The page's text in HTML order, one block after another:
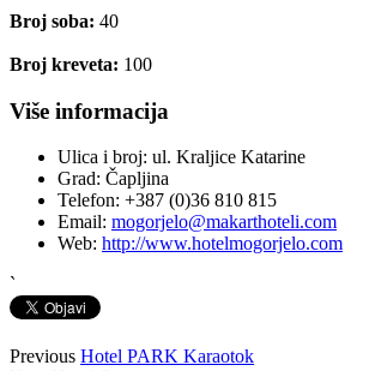
Broj soba: 40
Broj kreveta: 100
Više informacija
Ulica i broj: ul. Kraljice Katarine
Grad: Čapljina
Telefon: +387 (0)36 810 815
Email: mogorjelo@makarthoteli.com
Web: http://www.hotelmogorjelo.com
`
Previous Hotel PARK Karaotok